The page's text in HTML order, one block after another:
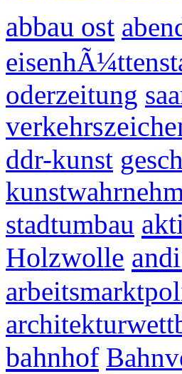
abbau ost
oderzeitung
ddr-kunst
stadtumbau
Holzwolle
bahnhof